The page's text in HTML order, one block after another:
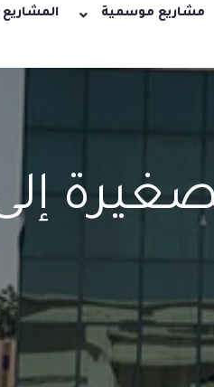
المشاريع مشاريع موسمية